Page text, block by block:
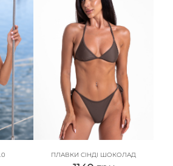
ПЛАВКИ СІНДІ ШОКОЛАД